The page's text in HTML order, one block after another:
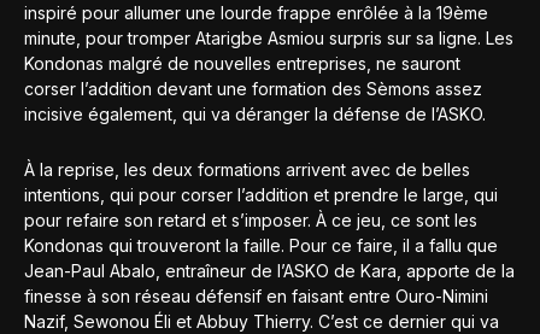
inspiré pour allumer une lourde frappe enrôlée à la 19ème
minute, pour tromper Atarigbe Asmiou surpris sur sa ligne. Les
Kondonas malgré de nouvelles entreprises, ne sauront
corser l’addition devant une formation des Sèmons assez
incisive également, qui va déranger la défense de l’ASKO.
À la reprise, les deux formations arrivent avec de belles
intentions, qui pour corser l’addition et prendre le large, qui
pour refaire son retard et s’imposer. À ce jeu, ce sont les
Kondonas qui trouveront la faille. Pour ce faire, il a fallu que
Jean-Paul Abalo, entraîneur de l’ASKO de Kara, apporte de la
finesse à son réseau défensif en faisant entre Ouro-Nimini
Nazif, Sewonou Éli et Abbuy Thierry. C’est ce dernier qui va